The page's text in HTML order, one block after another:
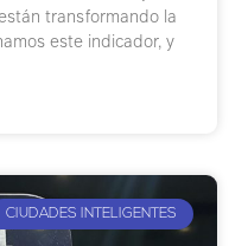
transformando la
este indicador, y
CIUDADES INTELIGENTES